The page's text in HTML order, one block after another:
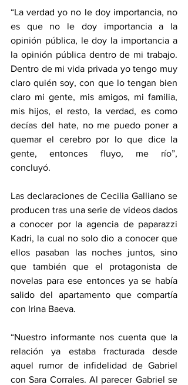
“La verdad yo no le doy importancia, no
es que no le doy importancia a la
opinión pública, le doy la importancia a
la opinión pública dentro de mi trabajo.
Dentro de mi vida privada yo tengo muy
claro quién soy, con que lo tengan bien
claro mi gente, mis amigos, mi familia,
mis hijos, el resto, la verdad, es como
decías del hate, no me puedo poner a
quemar el cerebro por lo que dice la
gente, entonces fluyo, me río”,
concluyó.
Las declaraciones de Cecilia Galliano se
producen tras una serie de videos dados
a conocer por la agencia de paparazzi
Kadri, la cual no solo dio a conocer que
ellos pasaban las noches juntos, sino
que también que el protagonista de
novelas para ese entonces ya se había
salido del apartamento que compartía
con Irina Baeva.
“Nuestro informante nos cuenta que la
relación ya estaba fracturada desde
aquel rumor de infidelidad de Gabriel
con Sara Corrales. Al parecer Gabriel se